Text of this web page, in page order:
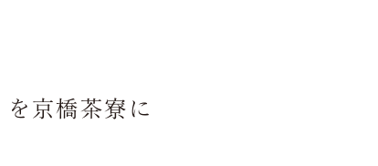
Bento Delivery
京橋茶寮に